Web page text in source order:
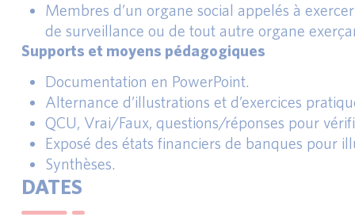
Membres d’un organe social appelés à
de surveillance ou de tout autre organe
Supports et moyens pédagogiques
Documentation en PowerPoint.
Alternance d’illustrations et d’exercices
QCU, Vrai/Faux, questions/réponses pour
Exposé des états financiers de banques pour
Synthèses.
DATES